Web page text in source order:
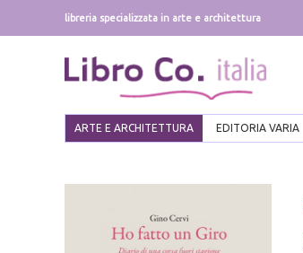
libreria specializzata in arte e architettura
ARTE E ARCHITETTURA EDITORIA VARIA